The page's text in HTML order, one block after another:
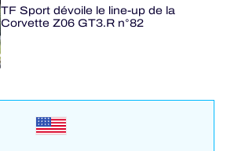
TF Sport dévoile le line-up de la
Corvette Z06 GT3.R n°82